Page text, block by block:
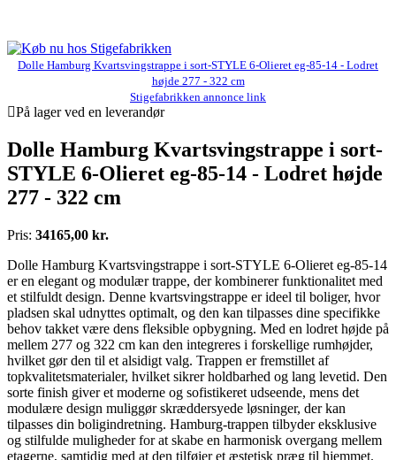
Dolle Hamburg Kvartsvingstrappe i sort-STYLE 6-Olieret eg-85-14 - Lodret
højde 277 - 322 cm
Stigefabrikken annonce link
På lager ved en leverandør
Dolle Hamburg Kvartsvingstrappe i sort-
STYLE 6-Olieret eg-85-14 - Lodret højde
277 - 322 cm
Pris: 34165,00 kr.
Dolle Hamburg Kvartsvingstrappe i sort-STYLE 6-Olieret eg-85-14
er en elegant og modulær trappe, der kombinerer funktionalitet med
et stilfuldt design. Denne kvartsvingstrappe er ideel til boliger, hvor
pladsen skal udnyttes optimalt, og den kan tilpasses dine specifikke
behov takket være dens fleksible opbygning. Med en lodret højde på
mellem 277 og 322 cm kan den integreres i forskellige rumhøjder,
hvilket gør den til et alsidigt valg. Trappen er fremstillet af
topkvalitetsmaterialer, hvilket sikrer holdbarhed og lang levetid. Den
sorte finish giver et moderne og sofistikeret udseende, mens det
modulære design muliggør skræddersyede løsninger, der kan
tilpasses din boligindretning. Hamburg-trappen tilbyder eksklusive
og stilfulde muligheder for at skabe en harmonisk overgang mellem
etagerne, samtidig med at den tilføjer et æstetisk præg til hjemmet.